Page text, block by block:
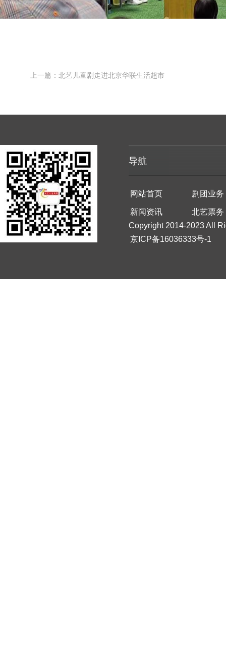
上一篇：北艺儿童剧走进北京华联生活超市
导航
网站首页 剧团业务
新闻资讯
北艺票务
Copyright 2014-2023 All
京ICP备16036333号-1